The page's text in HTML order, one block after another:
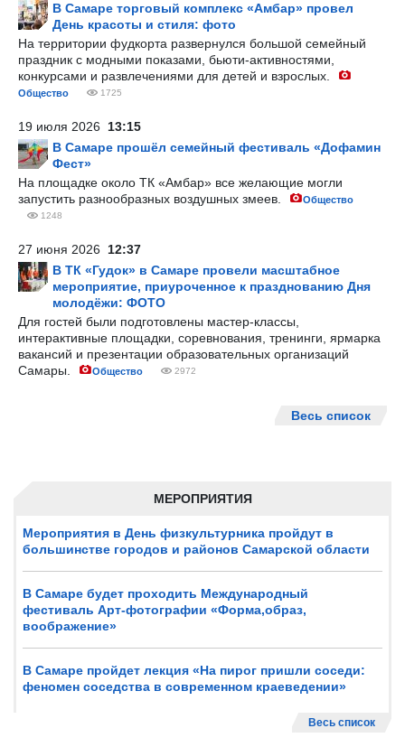
МЕРОПРИЯТИЯ
Мероприятия в День физкультурника пройдут в
большинстве городов и районов Самарской области
В Самаре будет проходить Международный
фестиваль Арт-фотографии «Форма,образ,
воображение»
В Самаре пройдет лекция «На пирог пришли соседи:
феномен соседства в современном краеведении»
Весь список
В Самаре торговый комплекс «Амбар» провел
День красоты и стиля: фото
На территории фудкорта развернулся большой семейный
праздник с модными показами, бьюти-активностями,
конкурсами и развлечениями для детей и взрослых.
Общество 1725
19 июля 2026 13:15
В Самаре прошёл семейный фестиваль «Дофамин
Фест»
На площадке около ТК «Амбар» все желающие могли
запустить разнообразных воздушных змеев.
Общество
1248
27 июня 2026 12:37
В ТК «Гудок» в Самаре провели масштабное
мероприятие, приуроченное к празднованию Дня
молодёжи: ФОТО
Для гостей были подготовлены мастер-классы,
интерактивные площадки, соревнования, тренинги, ярмарка
вакансий и презентации образовательных организаций
Самары.
Общество 2972
Весь список